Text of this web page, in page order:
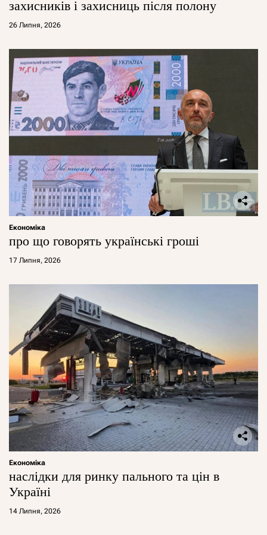
захисників і захисниць після полону
26 Липня, 2026
Економіка
про що говорять українські гроші
17 Липня, 2026
Економіка
наслідки для ринку пального та цін в
Україні
14 Липня, 2026